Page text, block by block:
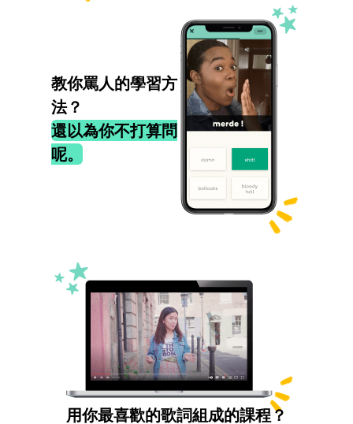
教你罵人的學習方
法？
還以為你不打算問
呢。
用你最喜歡的歌詞組成的課程？